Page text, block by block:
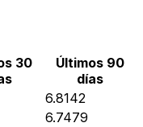
30
Últimos 90
días
6.8142
6.7479